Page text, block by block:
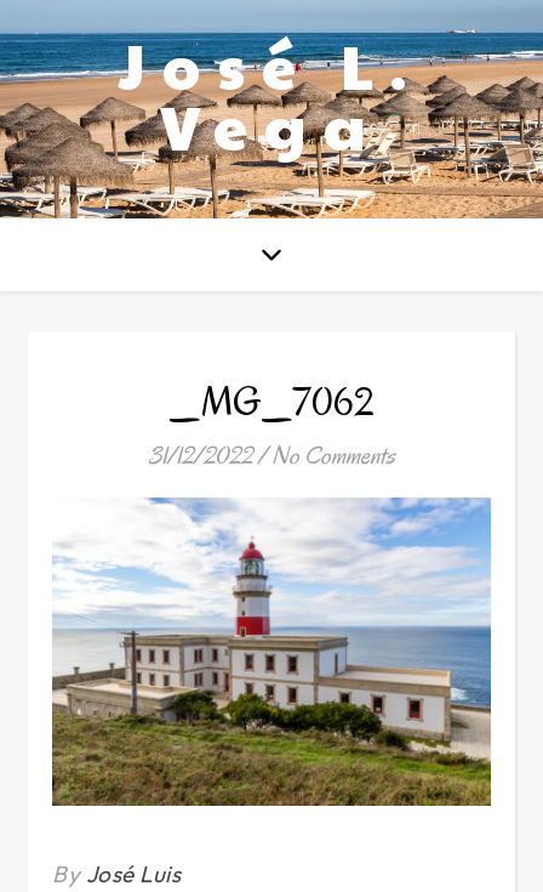
José L.
Vega
_MG_7062
31/12/2022/No Comments
ByJosé Luis